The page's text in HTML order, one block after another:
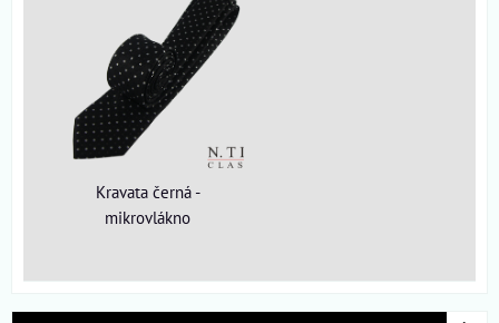
Kravata černá -
mikrovlákno